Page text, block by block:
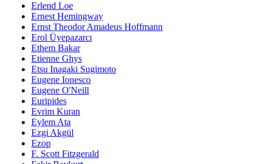
Erlend Loe
Ernest Hemingway
Ernst Theodor Amadeus Hoffmann
Erol Üyepazarcı
Ethem Bakar
Etienne Ghys
Etsu Inagaki Sugimoto
Eugene Ionesco
Eugene O'Neill
Euripides
Evrim Kuran
Eylem Ata
Ezgi Akgül
Ezop
F. Scott Fitzgerald